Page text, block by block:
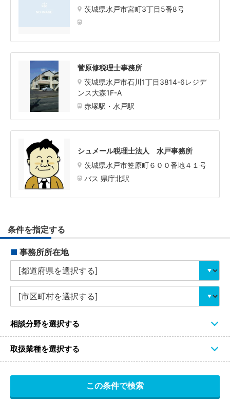
茨城県水戸市宮町3丁目5番8号
菅原修税理士事務所
茨城県水戸市石川1丁目3814-6レジデ
ンス大森1F-A
赤塚駅・水戸駅
シュメール税理士法人 水戸事務所
茨城県水戸市笠原町６００番地４１号
バス 県庁北駅
条件を指定する
■ 事務所所在地
相談分野を選択する
取扱業種を選択する